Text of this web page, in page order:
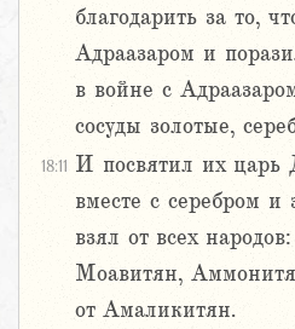
благодарить за то,
Адраазаром и
в войне с
сосуды золотые,
18:11 И посвятил их царь
вместе с серебром и
взял от всех
Моавитян,
от Амаликитян.